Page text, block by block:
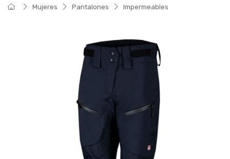
Mujeres Pantalones Impermeables